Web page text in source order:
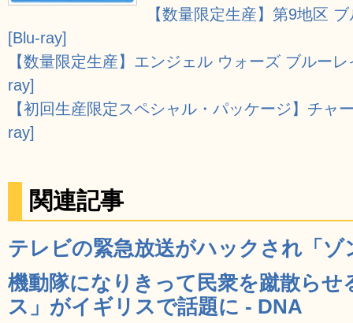
【数量限定生産】第9地区
[Blu-ray]
【数量限定生産】エンジェル ウォーズ ブルー
ray]
【初回生産限定スペシャル・パッケージ】チャ
ray]
関連記事
テレビの緊急放送がハックされ「ゾ
機動隊になりきって民衆を蹴散らせ
ス」がイギリスで話題に - DNA